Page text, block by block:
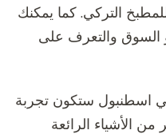
التركي. كما يمكنك
السوق والتعرف على
اسطنبول ستكون تجربة
الأشياء الرائعة